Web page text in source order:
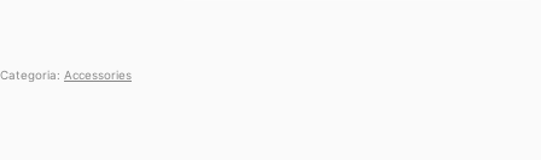
Categoria: Accessories